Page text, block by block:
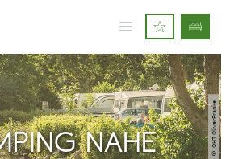
© OHT OliverFranke
NAHE